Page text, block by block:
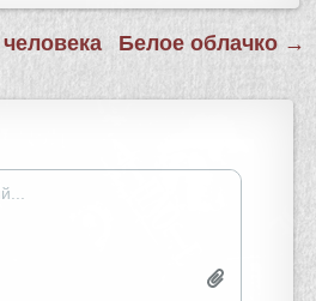
Белое облачко →